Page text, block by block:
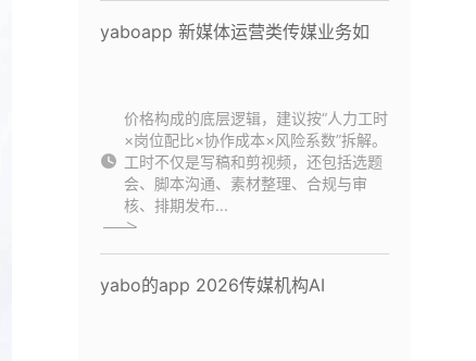
yaboapp 新媒体运营类传媒业务如
价格构成的底层逻辑，建议按“人力工时
×岗位配比×协作成本×风险系数”拆解。
工时不仅是写稿和剪视频，还包括选题
会、脚本沟通、素材整理、合规与审
核、排期发布...
yabo的app 2026传媒机构AI